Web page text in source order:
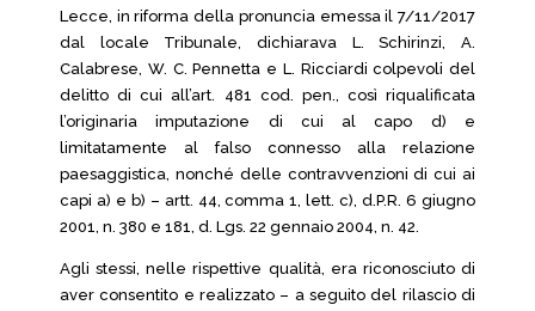
Lecce, in riforma della pronuncia emessa il 7/11/2017
dal locale Tribunale, dichiarava L. Schirinzi, A.
Calabrese, W. C. Pennetta e L. Ricciardi colpevoli del
delitto di cui all’art. 481 cod. pen., così riqualificata
l’originaria imputazione di cui al capo d) e
limitatamente al falso connesso alla relazione
paesaggistica, nonché delle contravvenzioni di cui ai
capi a) e b) – artt. 44, comma 1, lett. c), d.P.R. 6 giugno
2001, n. 380 e 181, d. Lgs. 22 gennaio 2004, n. 42.
Agli stessi, nelle rispettive qualità, era riconosciuto di
aver consentito e realizzato – a seguito del rilascio di